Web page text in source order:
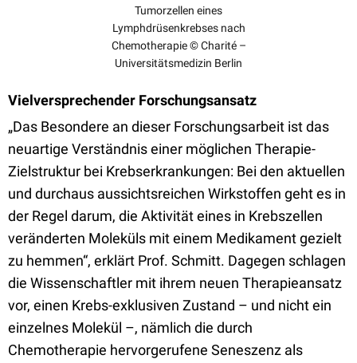
Tumorzellen eines
Lymphdrüsenkrebses nach
Chemotherapie © Charité –
Universitätsmedizin Berlin
Vielversprechender Forschungsansatz
„Das Besondere an dieser Forschungsarbeit ist das
neuartige Verständnis einer möglichen Therapie-
Zielstruktur bei Krebserkrankungen: Bei den aktuellen
und durchaus aussichtsreichen Wirkstoffen geht es in
der Regel darum, die Aktivität eines in Krebszellen
veränderten Moleküls mit einem Medikament gezielt
zu hemmen“, erklärt Prof. Schmitt. Dagegen schlagen
die Wissenschaftler mit ihrem neuen Therapieansatz
vor, einen Krebs-exklusiven Zustand – und nicht ein
einzelnes Molekül –, nämlich die durch
Chemotherapie hervorgerufene Seneszenz als